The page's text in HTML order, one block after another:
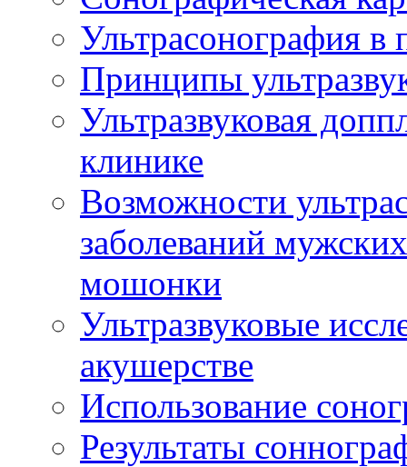
Ультрасонография в
Принципы
Ультразвуковая
клинике
Возможности
заболеваний
мошонки
Ультразвуковые
акушерстве
Использование
Результаты